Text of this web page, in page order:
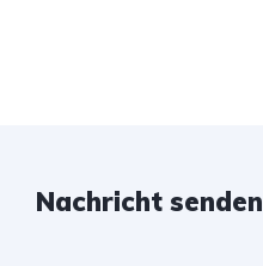
Nachricht senden